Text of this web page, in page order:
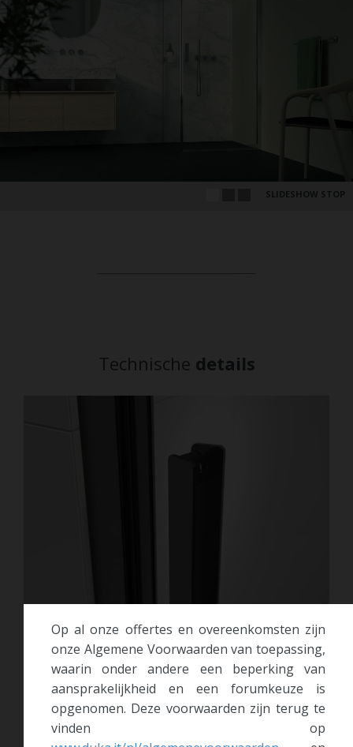
SLIDESHOW STOP
Technische details
Aangenaam in gebruik
Op al onze offertes en overeenkomsten zijn
onze Algemene Voorwaarden van toepassing,
waarin onder andere een beperking van
aansprakelijkheid en een forumkeuze is
opgenomen. Deze voorwaarden zijn terug te
vinden op